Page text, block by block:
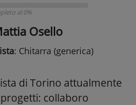
al 0%
Osello
: Chitarra (generica)
di Torino attualmente
collaboro